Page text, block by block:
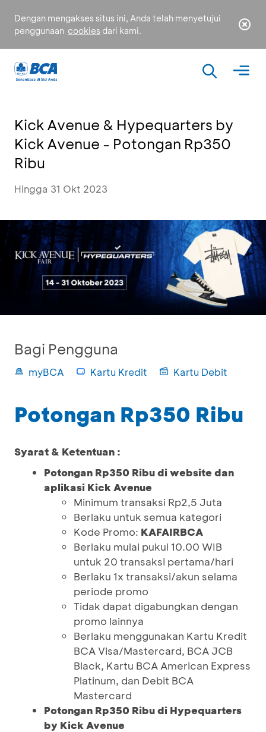
Dengan mengakses situs ini, Anda telah menyetujui
penggunaan cookies dari kami.
Kick Avenue & Hypequarters by
Kick Avenue - Potongan Rp350
Ribu
Hingga 31 Okt 2023
Bagi Pengguna
myBCA Kartu Kredit Kartu Debit
Potongan Rp350 Ribu
Syarat & Ketentuan :
Potongan Rp350 Ribu di website dan
aplikasi Kick Avenue
Minimum transaksi Rp2,5 Juta
Berlaku untuk semua kategori
Kode Promo: KAFAIRBCA
Berlaku mulai pukul 10.00 WIB
untuk 20 transaksi pertama/hari
Berlaku 1x transaksi/akun selama
periode promo
Tidak dapat digabungkan dengan
promo lainnya
Berlaku menggunakan Kartu Kredit
BCA Visa/Mastercard, BCA JCB
Black, Kartu BCA American Express
Platinum, dan Debit BCA
Mastercard
Potongan Rp350 Ribu di Hypequarters
by Kick Avenue